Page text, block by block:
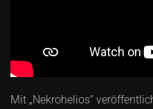
Mit „Nekrohelios“